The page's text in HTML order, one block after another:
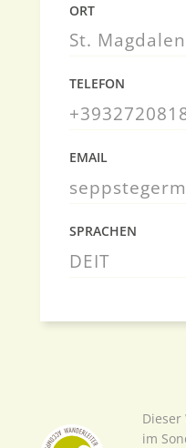
ORT
St.
TELEFON
EMAIL
SPRACHEN
DEIT
im